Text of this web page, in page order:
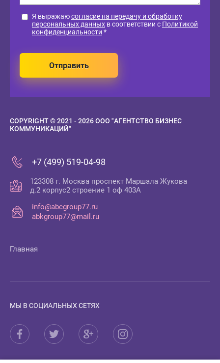
Я выражаюсогласие на передачу и обработку
персональных данных в соответствии с Политикой
конфиденциальности *
Отправить
COPYRIGHT © 2021 - 2026 ООО "АГЕНТСТВО БИЗНЕС
КОММУНИКАЦИЙ"
+7 (499) 519-04-98
123308 г. Москва проспект Маршала Жукова
д.2 корпус2 строение 1 оф 403А
info@abcgroup77.ru
abkgroup77@mail.ru
Главная
МЫ В СОЦИАЛЬНЫХ СЕТЯХ